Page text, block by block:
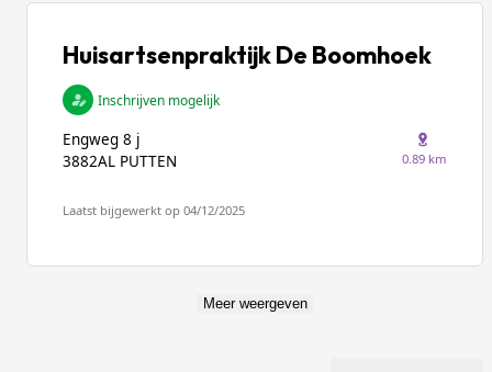
Huisartsenpraktijk De Boomhoek
Inschrijven mogelijk
Engweg 8 j
3882AL PUTTEN
0.89 km
Laatst bijgewerkt op 04/12/2025
Meer weergeven